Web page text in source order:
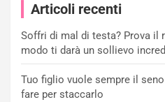
Articoli recenti
Soffri di mal di testa? Prova il
modo ti darà un sollievo
Tuo figlio vuole sempre il
fare per staccarlo